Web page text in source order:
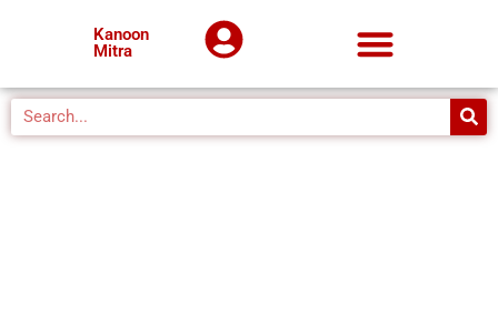
Kanoon
Mitra